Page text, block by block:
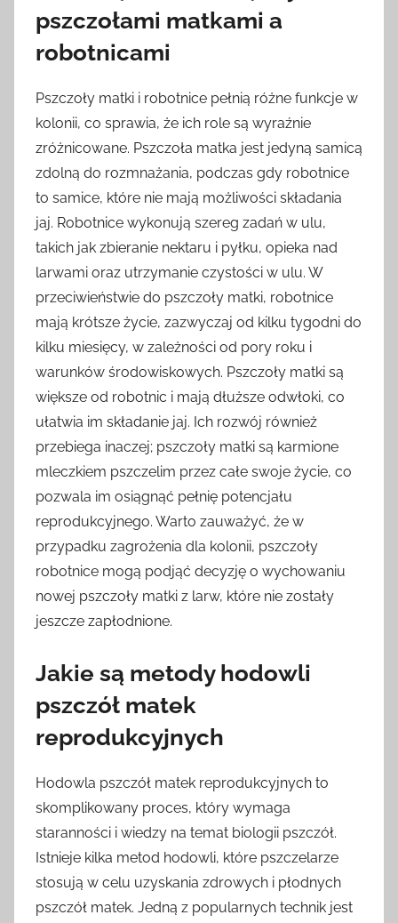
pszczołami matkami a
robotnicami
Pszczoły matki i robotnice pełnią różne funkcje w
kolonii, co sprawia, że ich role są wyraźnie
zróżnicowane. Pszczoła matka jest jedyną samicą
zdolną do rozmnażania, podczas gdy robotnice
to samice, które nie mają możliwości składania
jaj. Robotnice wykonują szereg zadań w ulu,
takich jak zbieranie nektaru i pyłku, opieka nad
larwami oraz utrzymanie czystości w ulu. W
przeciwieństwie do pszczoły matki, robotnice
mają krótsze życie, zazwyczaj od kilku tygodni do
kilku miesięcy, w zależności od pory roku i
warunków środowiskowych. Pszczoły matki są
większe od robotnic i mają dłuższe odwłoki, co
ułatwia im składanie jaj. Ich rozwój również
przebiega inaczej; pszczoły matki są karmione
mleczkiem pszczelim przez całe swoje życie, co
pozwala im osiągnąć pełnię potencjału
reprodukcyjnego. Warto zauważyć, że w
przypadku zagrożenia dla kolonii, pszczoły
robotnice mogą podjąć decyzję o wychowaniu
nowej pszczoły matki z larw, które nie zostały
jeszcze zapłodnione.
Jakie są metody hodowli
pszczół matek
reprodukcyjnych
Hodowla pszczół matek reprodukcyjnych to
skomplikowany proces, który wymaga
staranności i wiedzy na temat biologii pszczół.
Istnieje kilka metod hodowli, które pszczelarze
stosują w celu uzyskania zdrowych i płodnych
pszczół matek. Jedną z popularnych technik jest